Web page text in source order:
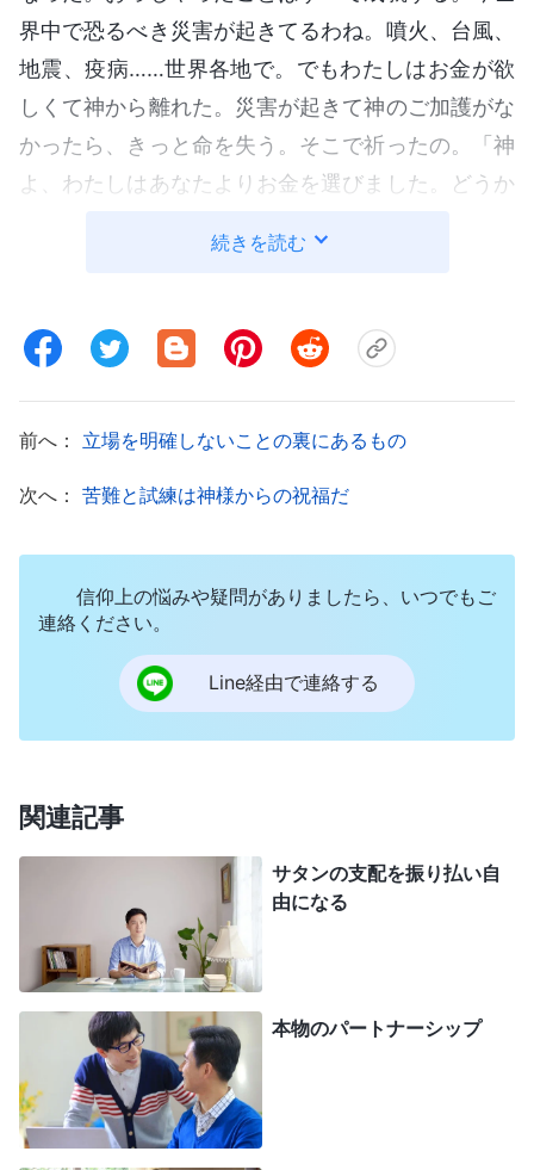
界中で恐るべき災害が起きてるわね。噴火、台風、
地震、疫病……世界各地で。でもわたしはお金が欲
しくて神から離れた。災害が起きて神のご加護がな
かったら、きっと命を失う。そこで祈ったの。「神
よ、わたしはあなたよりお金を選びました。どうか
す」。悔い改めればまだ間に合うし、集会に出る機
ち遠しかった。また本分を尽くせるから。
なぜかわからないけど、悪い予感がして。早く職場
んだけど、その直後、職場に戻ろうとすると、地面
たけど、パニックになってる人もいた。あちこちの
棚から商品が落ちてた。わたしたちは幸い出口のそ
ばにいたから、すぐ逃げられた。全身を揺さぶられ
るようなひどい揺れで、安全な場所に行くのも一苦
労。振り返ると、地震の直前、わたしはお手洗いに
く待たなきゃならなかった。戻ろうとしたとたん、
地震が始まったの。すごいタイミング。わたしが無
事だったのは神のご加護なのよ。その後、とても感
動した。無事だったからじゃなく、神が一緒にいら
して、愛を見せてくれたから。わたしを地震から救
能神よ、救ってくださり感謝します」って。外に立
ちながら色んなことを考えた。この仕事はお給料が
いいけれど、それでも憂鬱でつらかった。お金は大
事じゃない。地震があっても助けてくれない。神の
続きを読む
前へ： 立場を明確しないことの裏にあるもの
次へ： 苦難と試練は神様からの祝福だ
信仰上の悩みや疑問がありましたら、いつでもご
連絡ください。
Line経由で連絡する
関連記事
サタンの支配を振り払い自
由になる
本物のパートナーシップ